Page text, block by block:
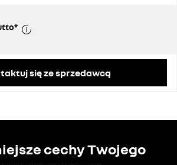
*
się ze sprzedawcą
cechy Twojego